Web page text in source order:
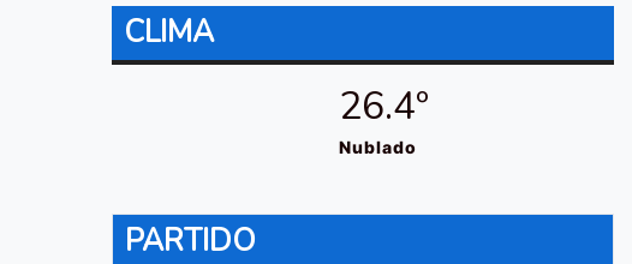
CLIMA
26.4º
Nublado
PARTIDO